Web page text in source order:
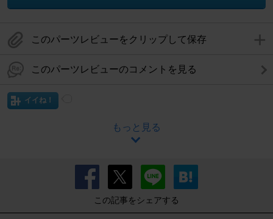
このパーツレビューをクリップして保存
このパーツレビューのコメントを見る
イイね！
もっと見る
この記事をシェアする